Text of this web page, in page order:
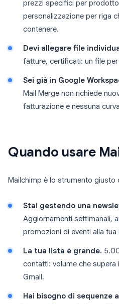
prezzi specifici per
personalizzazione per riga
contenere.
Devi allegare file
fatture, certificati: un file
Sei già in Google
Mail Merge non richiede
fatturazione e nessuna
Quando usare
Mailchimp è lo strumento giusto
Stai gestendo una
Aggiornamenti settimanali,
promozioni di eventi alla
La tua lista è grande.
contatti: volume che supera
Gmail.
Hai bisogno di sequenze